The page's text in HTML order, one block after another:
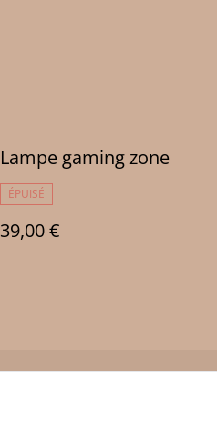
Lampe gaming zone
ÉPUISÉ
39,00 €